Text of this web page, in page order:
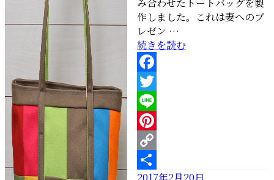
作しました。これは妻へのプ
レゼン …
“桃
の
節
句、
十
二
支
単
衣
な
続きを読む
Facebook
Twitter
Line
Pinterest
Copy
投
2017年2月20日